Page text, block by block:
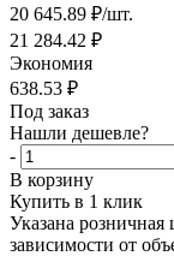
20 645.89 ₽/шт.
21 284.42 ₽
Экономия
638.53 ₽
Под заказ
Нашли дешевле?
-
В корзину
Купить в 1 клик
Указана розничная
зависимости от